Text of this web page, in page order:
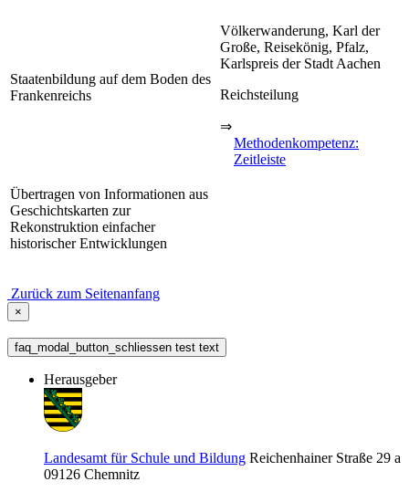
Staatenbildung auf dem Boden des
Frankenreichs
Völkerwanderung, Karl der
Große, Reisekönig, Pfalz,
Karlspreis der Stadt Aachen
Reichsteilung
⇒
Methodenkompetenz:
Zeitleiste
Übertragen von Informationen aus
Geschichtskarten zur
Rekonstruktion einfacher
historischer Entwicklungen
Zurück zum Seitenanfang
×
faq_modal_button_schliessen test text
Herausgeber
Landesamt für Schule und Bildung Reichenhainer Straße 29 a
09126 Chemnitz